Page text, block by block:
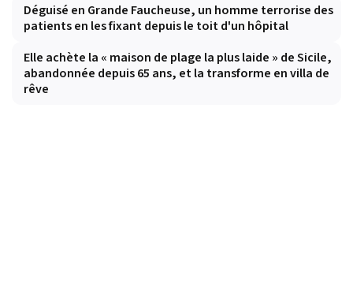
Déguisé en Grande Faucheuse, un homme terrorise des
patients en les fixant depuis le toit d'un hôpital
Elle achète la « maison de plage la plus laide » de Sicile,
abandonnée depuis 65 ans, et la transforme en villa de
rêve